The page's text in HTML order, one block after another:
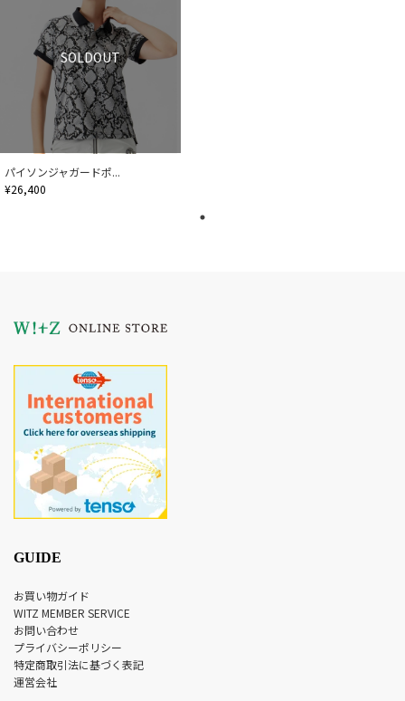
SOLDOUT
パイソンジャガードポ...
¥26,400
GUIDE
お買い物ガイド
WITZ MEMBER SERVICE
お問い合わせ
プライバシーポリシー
特定商取引法に基づく表記
運営会社